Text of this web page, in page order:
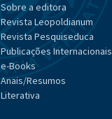
Sobre a editora
Revista Leopoldianum
Revista Pesquiseduca
Publicações Internacionais
e-Books
Anais/Resumos
Literativa